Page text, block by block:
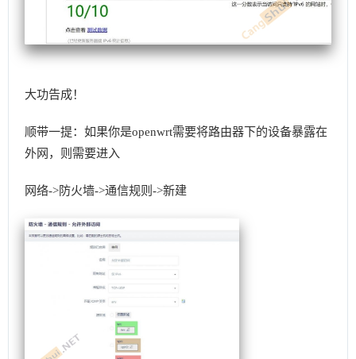
大功告成！
顺带一提：如果你是openwrt需要将路由器下的设备暴露在
外网，则需要进入
网络->防火墙->通信规则->新建